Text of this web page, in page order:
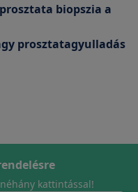
biopszia a
prosztatagyulladás
kattintással!